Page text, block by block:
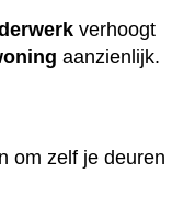
verhoogt
aanzienlijk.
om zelf je deuren